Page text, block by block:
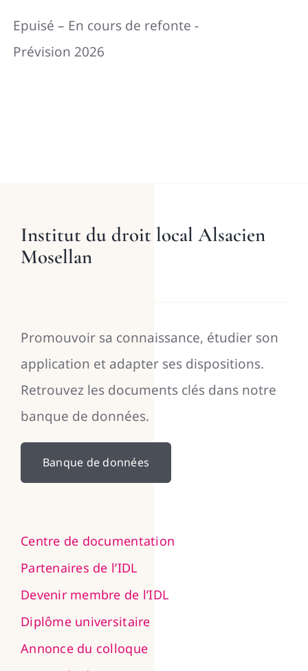
Epuisé – En cours de refonte -
Prévision 2026
Institut du droit local Alsacien
Mosellan
Promouvoir sa connaissance, étudier son
application et adapter ses dispositions.
Retrouvez les documents clés dans notre
banque de données.
Banque de données
Centre de documentation
Partenaires de l’IDL
Devenir membre de l’IDL
Diplôme universitaire
Annonce du colloque